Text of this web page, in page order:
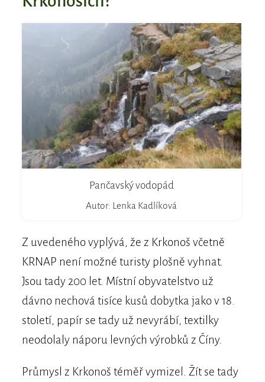
Pančavský vodopád
Autor: Lenka Kadlíková
Z uvedeného vyplývá, že z Krkonoš včetně
KRNAP není možné turisty plošně vyhnat.
Jsou tady 200 let. Místní obyvatelstvo už
dávno nechová tisíce kusů dobytka jako v 18.
století, papír se tady už nevyrábí, textilky
neodolaly náporu levných výrobků z Číny.
Průmysl z Krkonoš téměř vymizel. Žít se tady